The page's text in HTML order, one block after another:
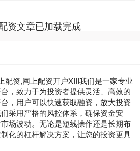
资文章已加载完成
配资,网上配资开户XIII‌我们是一家专业
，致力于为投资者提供灵活、高效的
，用户可以快速获取融资，放大投资
采用严格的风控体系，确保资金安
场波动。无论是短线操作还是长期布
化的杠杆解决方案，让您的投资更具